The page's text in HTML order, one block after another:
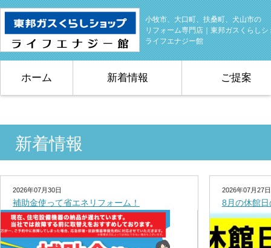
小牧市、大口町、扶桑町、犬山市の
リフォーム専門店｜東邦ガスくらしシ
ライフエナジー館
ホーム 新着情報 ご提案
新着情報
2026年07月30日
補助金使って省エネリフォーム！
2026年07月27日
8月の休館